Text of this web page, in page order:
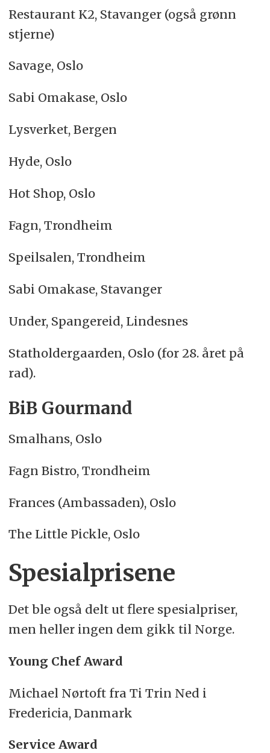
Restaurant K2, Stavanger (også grønn
stjerne)
Savage, Oslo
Sabi Omakase, Oslo
Lysverket, Bergen
Hyde, Oslo
Hot Shop, Oslo
Fagn, Trondheim
Speilsalen, Trondheim
Sabi Omakase, Stavanger
Under, Spangereid, Lindesnes
Statholdergaarden, Oslo (for 28. året på
rad).
BiB Gourmand
Smalhans, Oslo
Fagn Bistro, Trondheim
Frances (Ambassaden), Oslo
The Little Pickle, Oslo
Spesialprisene
Det ble også delt ut flere spesialpriser,
men heller ingen dem gikk til Norge.
Young Chef Award
Michael Nørtoft fra Ti Trin Ned i
Fredericia, Danmark
Service Award